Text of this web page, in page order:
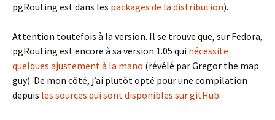
pgRouting est dans les packages de la distribution).
Attention toutefois à la version. Il se trouve que, sur Fedora,
pgRouting est encore à sa version 1.05 qui nécessite
quelques ajustement à la mano (révélé par Gregor the map
guy). De mon côté, j’ai plutôt opté pour une compilation
depuis les sources qui sont disponibles sur gitHub.